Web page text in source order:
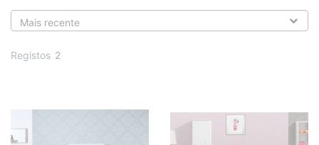
Registos 2